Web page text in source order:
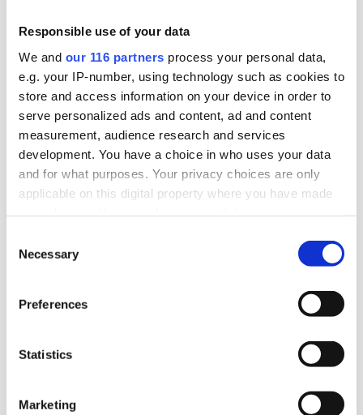
Responsible use of your data
We and our 116 partners process your personal data,
e.g. your IP-number, using technology such as cookies to
store and access information on your device in order to
serve personalized ads and content, ad and content
measurement, audience research and services
development. You have a choice in who uses your data
and for what purposes. Your privacy choices are only
applicable on this digital property where you have made
the Privacy trigger icon.
Find out more about how your personal data is processed
and set your preferences in the
We use cookies to personalise content and ads, to
provide social media features and to analyse our traffic.
our social media, advertising and analytics partners who
Selection
Necessary
Preferences
Statistics
Marketing
företrädare de närmaste dagarna kosorna till
Piteå och Noliamässan.
Val 2026
2026-08-04, 07:22
Svagt upp för Åkestam Holst
En av Sveriges största reklambyråer åstadkom en
marginell ökning av byråintäkten under
Affärer Pr
Magdalena Andersson (s) ger sig ut